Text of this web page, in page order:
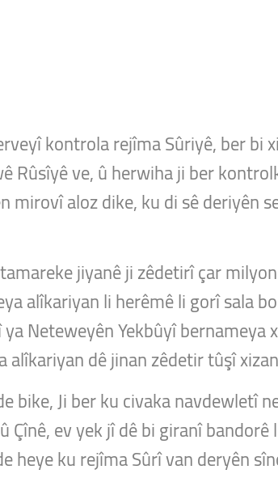
kontrola rejîma Sûriyê, ber bi
Rûsîyê ve, û herwiha ji ber
aloz dike, ku di sê deriyên
jiyanê ji zêdetirî çar
alîkariyan li herêmê li gorî sala
Neteweyên Yekbûyî
dê jinan zêdetir tûşî
bike, Ji ber ku civaka navdewletî
ev yek jî dê bi giranî
heye ku rejîma Sûrî van deryên